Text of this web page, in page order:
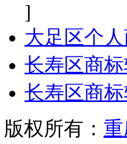
]
大足区个
长寿区商
长寿区商
版权所有：